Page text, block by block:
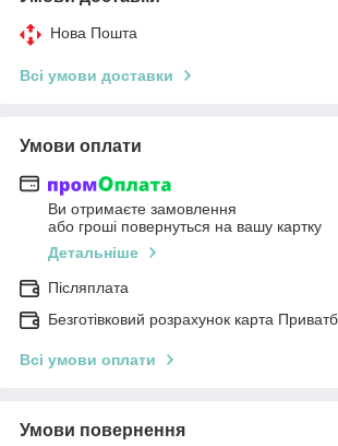
Нова Пошта
Всі умови доставки
Умови оплати
Ви отримаєте замовлення
або гроші повернуться на вашу картку
Детальніше
Післяплата
Безготівковий розрахунок карта
Всі умови оплати
Умови повернення